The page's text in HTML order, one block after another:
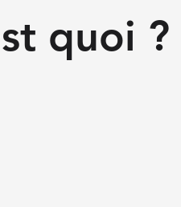
quoi ?